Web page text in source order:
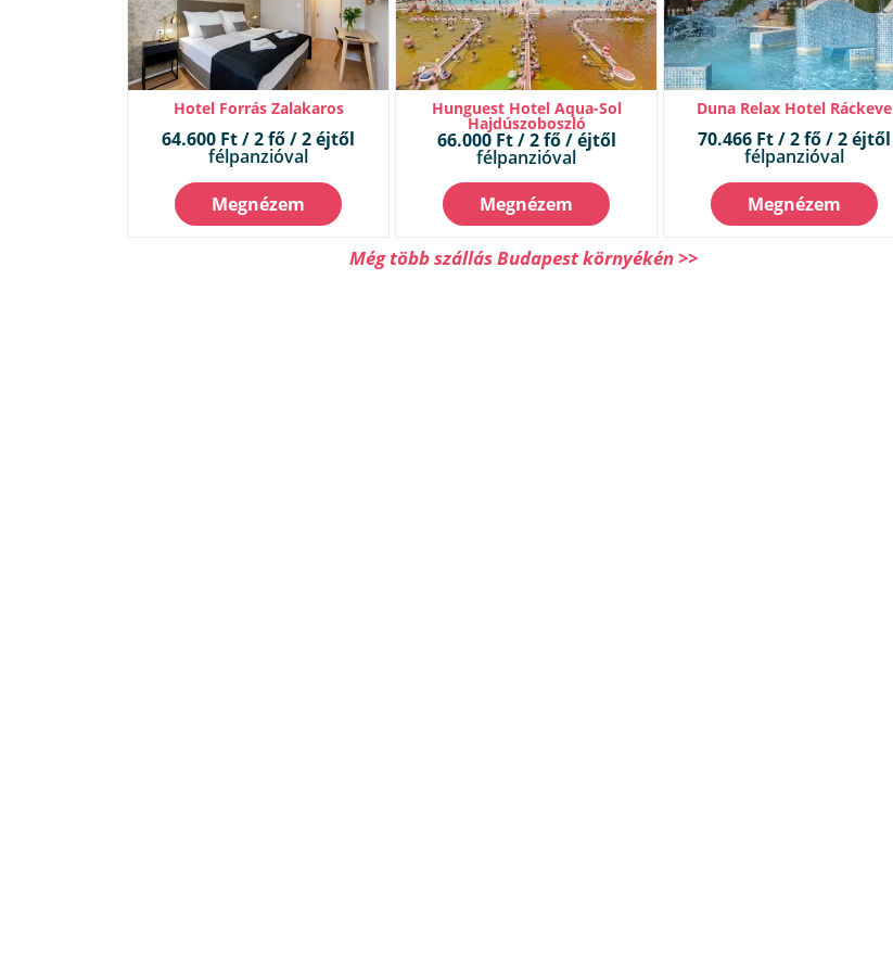
Hotel Forrás Zalakaros
64.600 Ft / 2 fő / 2 éjtől
félpanzióval
Megnézem
Hunguest Hotel Aqua-Sol
Hajdúszoboszló
66.000 Ft / 2 fő / éjtől
félpanzióval
Megnézem
Duna Relax Hotel Ráckeve
70.466 Ft / 2 fő / 2 éjtől
félpanzióval
Megnézem
Még több szállás Budapest környékén >>